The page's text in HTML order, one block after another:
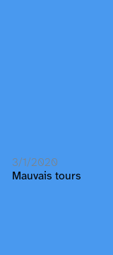
3/1/2020
Mauvais tours